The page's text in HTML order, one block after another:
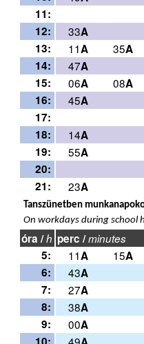
11:
12:
33A
13:
11A 35A
14:
47A
15:
06A 08A
16:
45A
17:
18:
14A
19:
55A
20:
21:
23A
Tanszünetben
On workdays during school
óra /h perc /minutes
5: 11A 15A
6:
43A
7:
27A
8:
38A
9:
00A